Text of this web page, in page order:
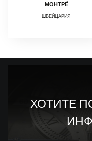
МОНТРЁ
ШВЕЙЦАРИЯ
ХОТИТЕ